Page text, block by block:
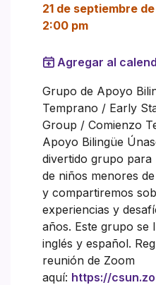
21 de septiembre
2:00 pm
Agregar al
Grupo de Apoyo
Temprano / Early
Group / Comienzo
Apoyo Bilingüe
divertido grupo para
de niños menores
y compartiremos
experiencias y
años. Este grupo se
inglés y español.
reunión de Zoom
aquí: https://